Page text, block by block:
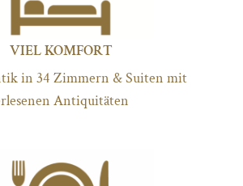
VIEL KOMFORT
in 34 Zimmern & Suiten mit
Antiquitäten